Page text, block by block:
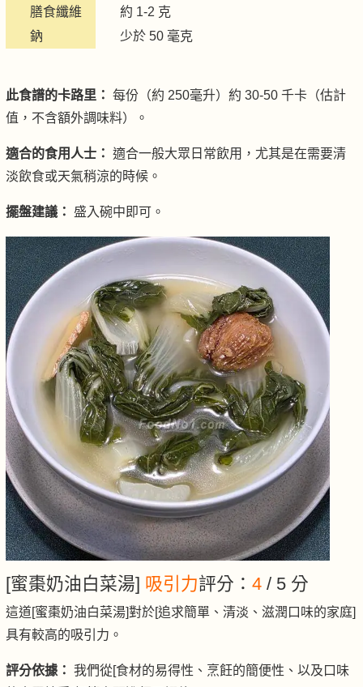
膳食纖維
約 1-2 克
鈉
少於 50 毫克
此食譜的卡路里： 每份（約 250毫升）約 30-50 千卡（估計
值，不含額外調味料）。
適合的食用人士： 適合一般大眾日常飲用，尤其是在需要清
淡飲食或天氣稍涼的時候。
擺盤建議： 盛入碗中即可。
[蜜棗奶油白菜湯] 吸引力評分： 4 / 5 分
這道[蜜棗奶油白菜湯]對於[追求簡單、清淡、滋潤口味的家庭]
具有較高的吸引力。
評分依據： 我們從[食材的易得性、烹飪的簡便性、以及口味